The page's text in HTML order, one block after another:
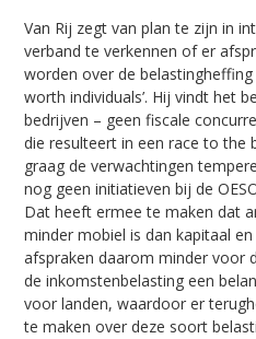
Van Rij zegt van plan te zijn in
verband te verkennen of er
worden over de
worth individuals’. Hij vindt het
bedrijven – geen fiscale
die resulteert in een race to the
graag de verwachtingen
nog geen initiatieven bij de
Dat heeft ermee te maken dat
minder mobiel is dan kapitaal
afspraken daarom minder voor
de inkomstenbelasting een
voor landen, waardoor er
te maken over deze soort